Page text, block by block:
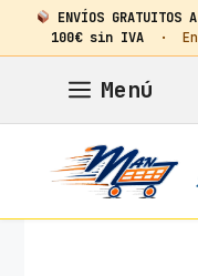
ENVÍOS GRATUITOS
100€ sin IVA·
contenido
Menú